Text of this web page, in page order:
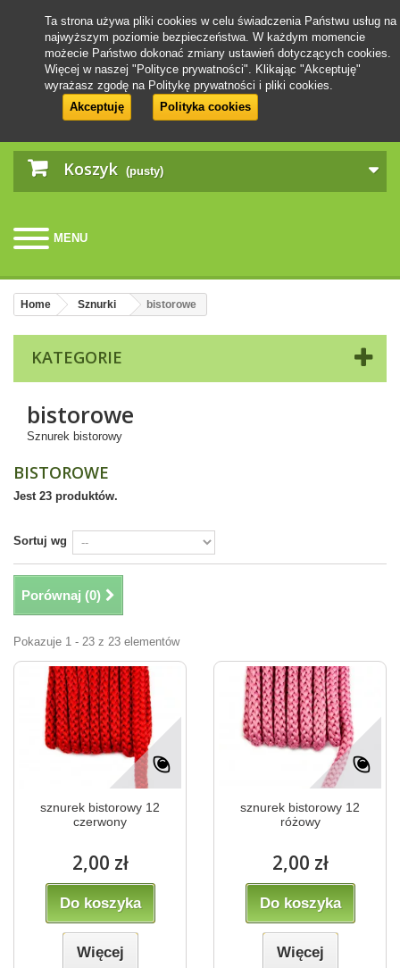
Koszyk (pusty)
MENU
Ta strona używa pliki cookies w celu świadczenia Państwu usług na
najwyższym poziomie bezpieczeństwa. W każdym momencie
możecie Państwo dokonać zmiany ustawień dotyczących cookies.
Więcej w naszej "Polityce prywatności". Klikając "Akceptuję"
wyrażasz zgodę na Politykę prywatności i pliki cookies.
Akceptuję
Polityka cookies
Home Sznurki bistorowe
KATEGORIE
bistorowe
Sznurek bistorowy
BISTOROWE
Jest 23 produktów.
Sortuj wg
Porównaj (0)
Pokazuje 1 - 23 z 23 elementów
sznurek bistorowy 12
czerwony
2,00 zł
Do koszyka
Więcej
sznurek bistorowy 12
różowy
2,00 zł
Do koszyka
Więcej